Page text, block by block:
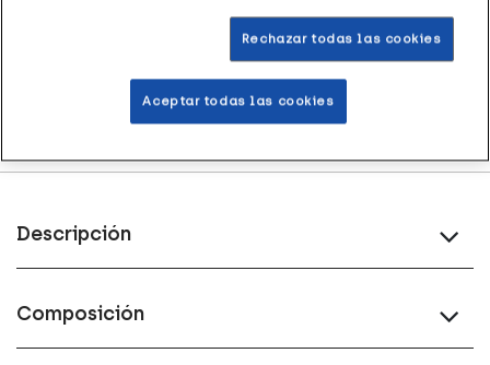
puntos Healthies
Devolucionesgratis
Descripción
Composición
Rechazar todas las cookies
Aceptar todas las cookies